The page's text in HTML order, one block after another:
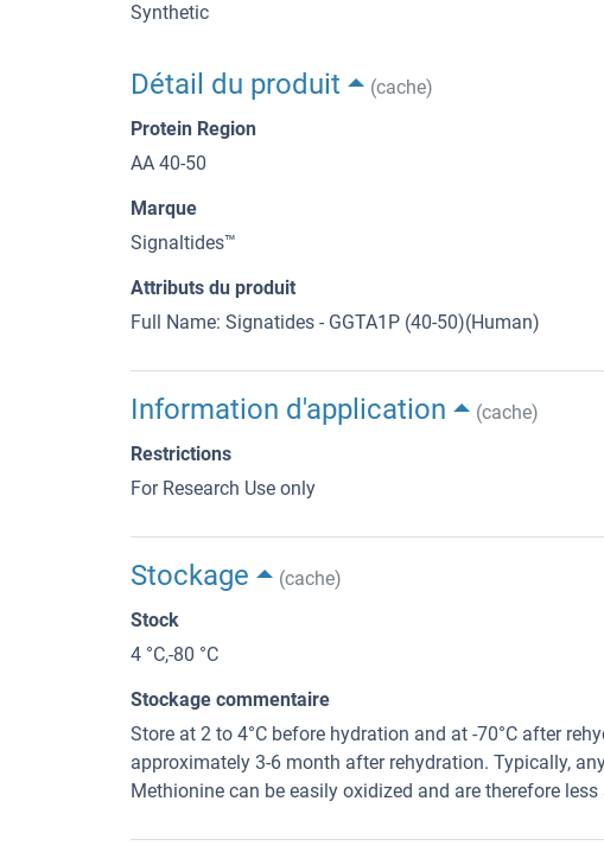
Synthetic
Détail du produit
(cache)
Protein Region
AA 40-50
Marque
Signaltides™
Attributs du produit
Full Name: Signatides - GGTA1P (40-50)(Human)
Information d'application
(cache)
Restrictions
For Research Use only
Stockage
(cache)
Stock
4 °C,-80 °C
Stockage commentaire
Store at 2 to 4°C before hydration and at -70°C after
approximately 3-6 month after rehydration. Typically,
Methionine can be easily oxidized and are therefore less